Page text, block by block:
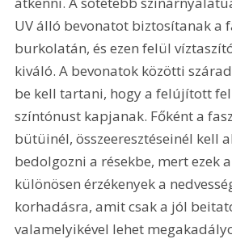
UV álló bevonatot biztosítanak a
burkolatán, és ezen felül
kiváló. A bevonatok közötti
be kell tartani, hogy a felújított
színtónust kapjanak. Főként a
bütüinél, összeeresztéseinél kell
bedolgozni a résekbe, mert ezek
különösen érzékenyek a
korhadásra, amit csak a jól
valamelyikével lehet